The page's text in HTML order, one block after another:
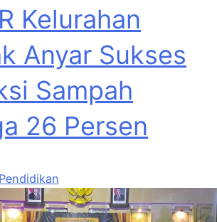
Kelurahan
Anyar Sukses
Sampah
26 Persen
Pendidikan